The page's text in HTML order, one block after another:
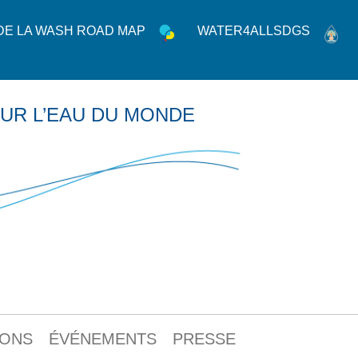
LA WASH ROAD MAP WATER4ALLSDGS
L’EAU DU MONDE
ÉVÉNEMENTS PRESSE